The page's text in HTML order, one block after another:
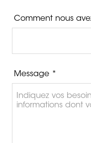
Comment nous
Message *